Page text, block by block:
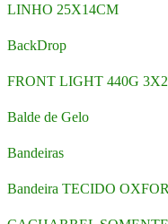
LINHO 25X14CM
BackDrop
FRONT LIGHT 440G
Balde de Gelo
Bandeiras
Bandeira TECIDO